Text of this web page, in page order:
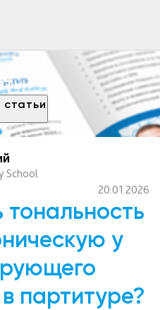
статьи
School
20.01.2026
тональность
у
партитуре?